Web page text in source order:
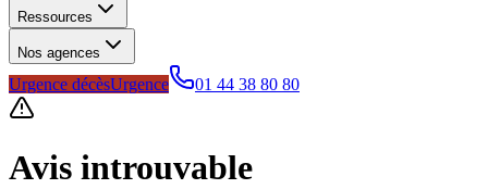
Ressources
Nos agences
Urgence décèsUrgence 01 44 38 80 80
Avis introuvable